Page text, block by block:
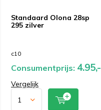
Standaard Olona 28sp
295 zilver
c10
Consumentprijs: 4.95,-
Vergelijk